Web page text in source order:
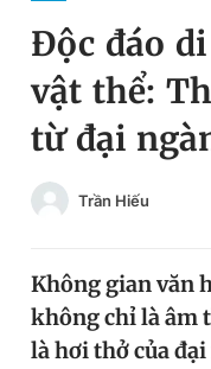
Chuyên mục
Chuyên mục khác
Chào ngày mới
Video
Đổi mật khẩu
Tin đã lưu
Tin đã xem
Độc đáo
vật thể:
từ đại
Trần Hiếu
Không gian văn
không chỉ là âm
là hơi thở của